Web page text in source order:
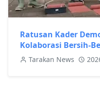
Ratusan Kader
Kolaborasi Bersih-
Tarakan News